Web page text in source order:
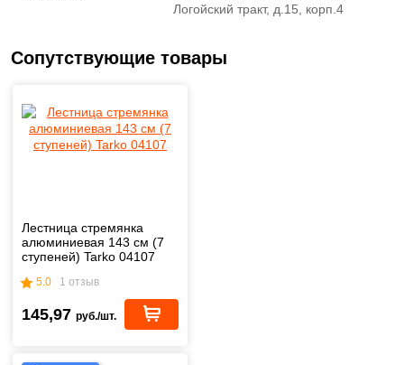
Логойский тракт, д.15, корп.4
Сопутствующие товары
Лестница стремянка
алюминиевая 143 см (7
ступеней) Tarko 04107
5.0 1 отзыв
145,97 руб./шт.